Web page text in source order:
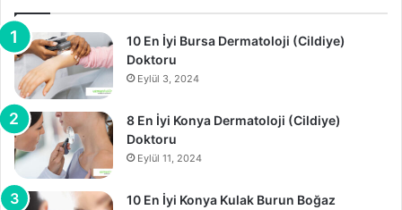
10 En İyi Bursa Dermatoloji (Cildiye)
Doktoru
Eylül 3, 2024
8 En İyi Konya Dermatoloji (Cildiye)
Doktoru
Eylül 11, 2024
10 En İyi Konya Kulak Burun Boğaz